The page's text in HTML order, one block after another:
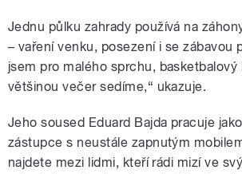
Jednu půlku zahrady používá na
– vaření venku, posezení i se zábavou
jsem pro malého sprchu,
většinou večer sedíme,“ ukazuje.
Jeho soused Eduard Bajda pracuje
zástupce s neustále zapnutým
najdete mezi lidmi, kteří rádi mizí ve